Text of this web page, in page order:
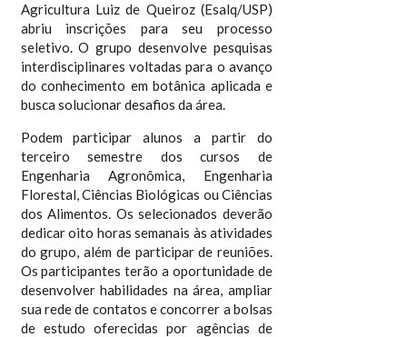
Agricultura Luiz de Queiroz (Esalq/USP)
abriu inscrições para seu processo
seletivo. O grupo desenvolve pesquisas
interdisciplinares voltadas para o avanço
do conhecimento em botânica aplicada e
busca solucionar desafios da área.
Podem participar alunos a partir do
terceiro semestre dos cursos de
Engenharia Agronômica, Engenharia
Florestal, Ciências Biológicas ou Ciências
dos Alimentos. Os selecionados deverão
dedicar oito horas semanais às atividades
do grupo, além de participar de reuniões.
Os participantes terão a oportunidade de
desenvolver habilidades na área, ampliar
sua rede de contatos e concorrer a bolsas
de estudo oferecidas por agências de